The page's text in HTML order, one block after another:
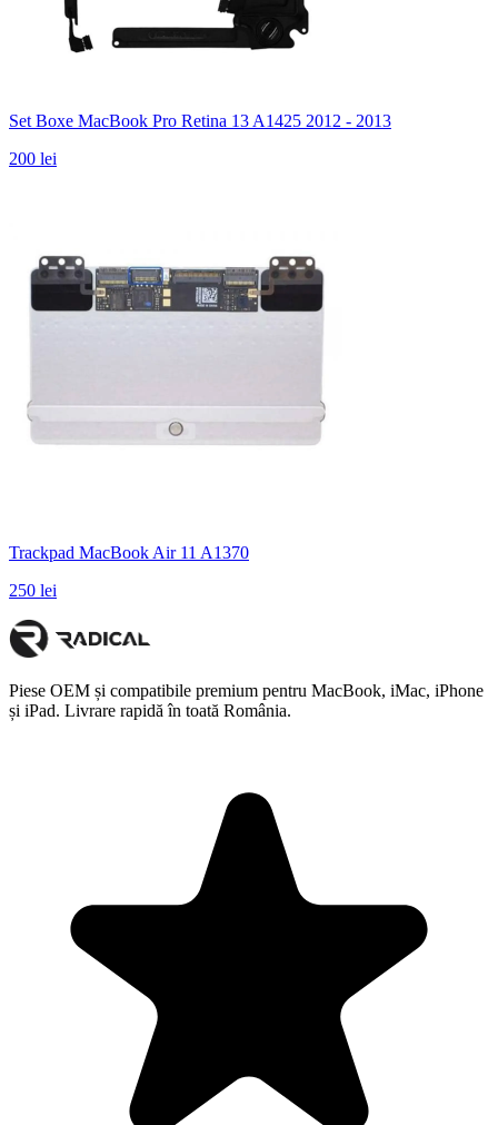
Set Boxe MacBook Pro Retina 13 A1425 2012 - 2013
200 lei
Trackpad MacBook Air 11 A1370
250 lei
Piese OEM și compatibile premium pentru MacBook, iMac, iPhone
și iPad. Livrare rapidă în toată România.